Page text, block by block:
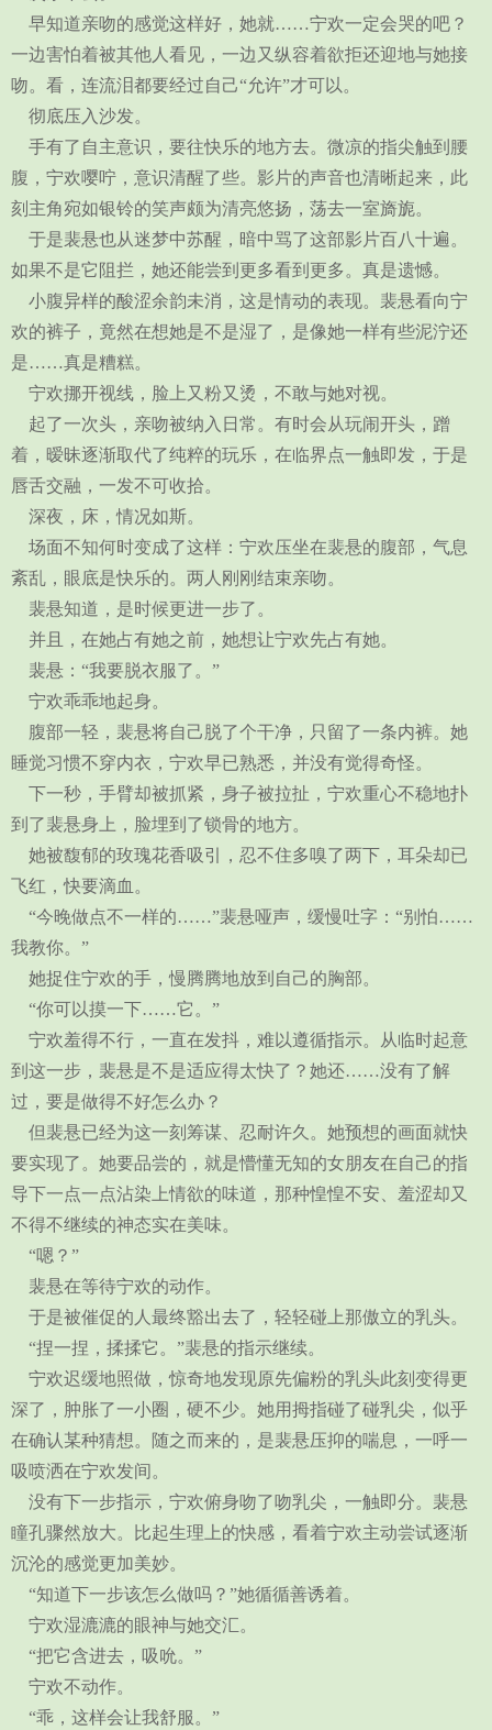
早知道亲吻的感觉这样好，她就……宁欢一定会哭的吧？
一边害怕着被其他人看见，一边又纵容着欲拒还迎地与她接
吻。看，连流泪都要经过自己“允许”才可以。
彻底压入沙发。
手有了自主意识，要往快乐的地方去。微凉的指尖触到腰
腹，宁欢嘤咛，意识清醒了些。影片的声音也清晰起来，此
刻主角宛如银铃的笑声颇为清亮悠扬，荡去一室旖旎。
于是裴悬也从迷梦中苏醒，暗中骂了这部影片百八十遍。
如果不是它阻拦，她还能尝到更多看到更多。真是遗憾。
小腹异样的酸涩余韵未消，这是情动的表现。裴悬看向宁
欢的裤子，竟然在想她是不是湿了，是像她一样有些泥泞还
是……真是糟糕。
宁欢挪开视线，脸上又粉又烫，不敢与她对视。
起了一次头，亲吻被纳入日常。有时会从玩闹开头，蹭
着，暧昧逐渐取代了纯粹的玩乐，在临界点一触即发，于是
唇舌交融，一发不可收拾。
深夜，床，情况如斯。
场面不知何时变成了这样：宁欢压坐在裴悬的腹部，气息
紊乱，眼底是快乐的。两人刚刚结束亲吻。
裴悬知道，是时候更进一步了。
并且，在她占有她之前，她想让宁欢先占有她。
裴悬：“我要脱衣服了。”
宁欢乖乖地起身。
腹部一轻，裴悬将自己脱了个干净，只留了一条内裤。她
睡觉习惯不穿内衣，宁欢早已熟悉，并没有觉得奇怪。
下一秒，手臂却被抓紧，身子被拉扯，宁欢重心不稳地扑
到了裴悬身上，脸埋到了锁骨的地方。
她被馥郁的玫瑰花香吸引，忍不住多嗅了两下，耳朵却已
飞红，快要滴血。
“今晚做点不一样的……”裴悬哑声，缓慢吐字：“别怕……
我教你。”
她捉住宁欢的手，慢腾腾地放到自己的胸部。
“你可以摸一下……它。”
宁欢羞得不行，一直在发抖，难以遵循指示。从临时起意
到这一步，裴悬是不是适应得太快了？她还……没有了解
过，要是做得不好怎么办？
但裴悬已经为这一刻筹谋、忍耐许久。她预想的画面就快
要实现了。她要品尝的，就是懵懂无知的女朋友在自己的指
导下一点一点沾染上情欲的味道，那种惶惶不安、羞涩却又
不得不继续的神态实在美味。
“嗯？”
裴悬在等待宁欢的动作。
于是被催促的人最终豁出去了，轻轻碰上那傲立的乳头。
“捏一捏，揉揉它。”裴悬的指示继续。
宁欢迟缓地照做，惊奇地发现原先偏粉的乳头此刻变得更
深了，肿胀了一小圈，硬不少。她用拇指碰了碰乳尖，似乎
在确认某种猜想。随之而来的，是裴悬压抑的喘息，一呼一
吸喷洒在宁欢发间。
没有下一步指示，宁欢俯身吻了吻乳尖，一触即分。裴悬
瞳孔骤然放大。比起生理上的快感，看着宁欢主动尝试逐渐
沉沦的感觉更加美妙。
“知道下一步该怎么做吗？”她循循善诱着。
宁欢湿漉漉的眼神与她交汇。
“把它含进去，吸吮。”
宁欢不动作。
“乖，这样会让我舒服。”